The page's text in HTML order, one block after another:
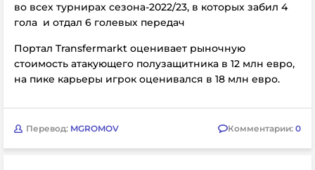
во всех турнирах сезона-2022/23, в которых забил 4
гола и отдал 6 голевых передач
Портал Transfermarkt оценивает рыночную
стоимость атакующего полузащитника в 12 млн евро,
на пике карьеры игрок оценивался в 18 млн евро.
Перевод: MGROMOV Комментарии: 0